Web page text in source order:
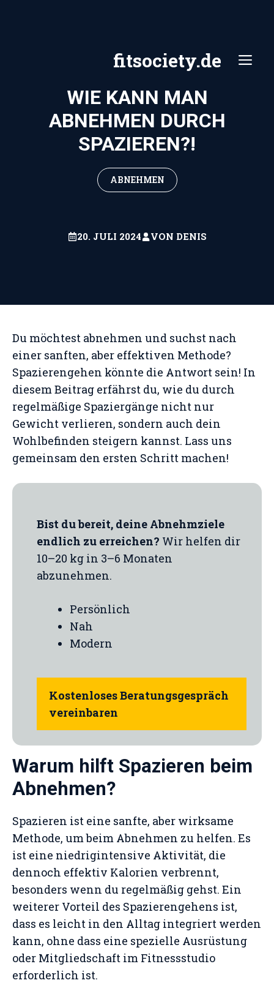
fitsociety.de
WIE KANN MAN
ABNEHMEN DURCH
SPAZIEREN?!
ABNEHMEN
20. JULI 2024 VON DENIS
Du möchtest abnehmen und suchst nach
einer sanften, aber effektiven Methode?
Spazierengehen könnte die Antwort sein! In
diesem Beitrag erfährst du, wie du durch
regelmäßige Spaziergänge nicht nur
Gewicht verlieren, sondern auch dein
Wohlbefinden steigern kannst. Lass uns
gemeinsam den ersten Schritt machen!
Bist du bereit, deine Abnehmziele
endlich zu erreichen? Wir helfen dir
10–20 kg in 3–6 Monaten
abzunehmen.
Persönlich
Nah
Modern
Kostenloses Beratungsgespräch
vereinbaren
Warum hilft Spazieren beim
Abnehmen?
Spazieren ist eine sanfte, aber wirksame
Methode, um beim Abnehmen zu helfen. Es
ist eine niedrigintensive Aktivität, die
dennoch effektiv Kalorien verbrennt,
besonders wenn du regelmäßig gehst. Ein
weiterer Vorteil des Spazierengehens ist,
dass es leicht in den Alltag integriert werden
kann, ohne dass eine spezielle Ausrüstung
oder Mitgliedschaft im Fitnessstudio
erforderlich ist.